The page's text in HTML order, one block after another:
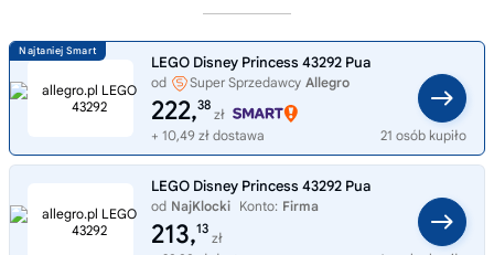
LEGO Disney Princess 43292 Pua
od Super Sprzedawcy Allegro
222,38
zł
+ 10,49 zł dostawa
21 osób kupiło
LEGO Disney Princess 43292 Pua
od NajKlocki Konto: Firma
213,13
zł